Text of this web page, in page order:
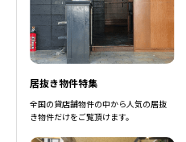
居抜き物件特集
全国の貸店舗物件の中から人気の居抜
き物件だけをご覧頂けます。